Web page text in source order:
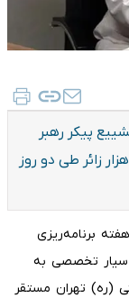
پیکر رهبر
شهید انقلاب، از ارائه خدمات تخصصی به ۱۸ هزار زائر طی دو روز
برنامه‌ریزی
درمان، ۶ بیمارستان سیار تخصصی به
(ره) تهران مستقر